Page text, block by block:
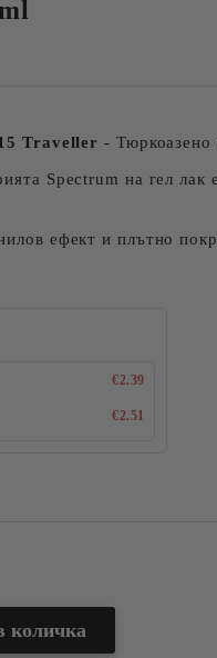
Traveller - Тюркоазено
Spectrum на гел
ефект и плътно
€2.39
€2.51